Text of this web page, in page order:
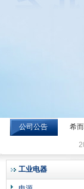
希而科工业控制设备有限公
公司公告 希
工业电器